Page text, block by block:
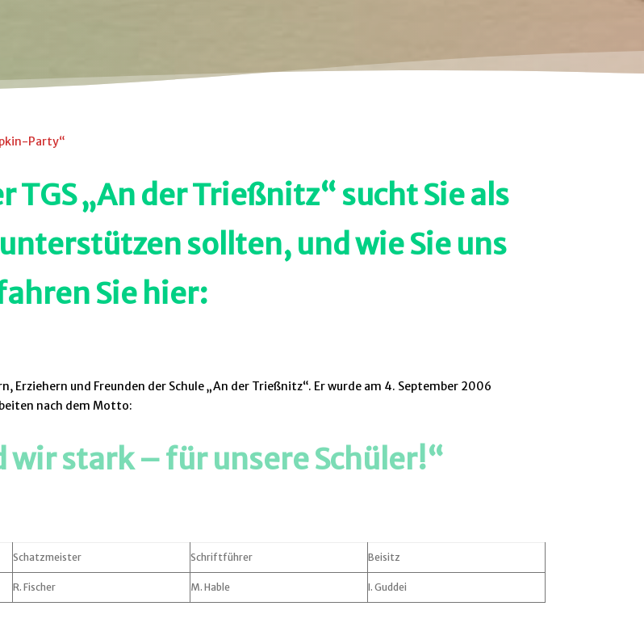
Party“
„An der Trießnitz“ sucht Sie als
sollten, und wie Sie uns
Sie hier:
Erziehern und Freunden der Schule „An der Trießnitz“. Er wurde am 4. September 2006
nach dem Motto:
wir stark – für unsere Schüler!“
Schatzmeister Schriftführer Beisitz
R. Fischer M. Hable I. Guddei